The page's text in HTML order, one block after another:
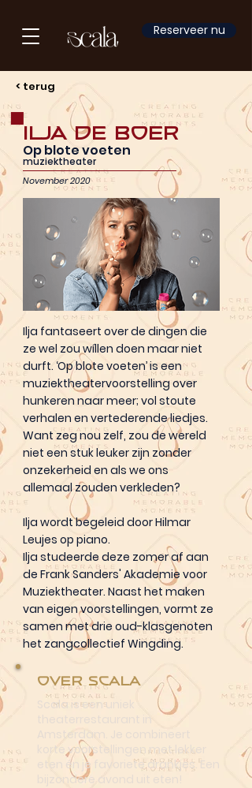
Reserveer nu
< terug
Ilja de Boer
Op blote voeten
muziektheater
November 2020
Ilja fantaseert over de dingen die
ze wel zou wíllen doen maar niet
durft. ‘Op blote voeten’ is een
muziektheatervoorstelling over
hunkeren naar meer; vol stoute
verhalen en vertederende liedjes.
Want zeg nou zelf, zou de wereld
niet een stuk leuker zijn zonder
onzekerheid en als we ons
allemaal zouden verkleden?
Ilja wordt begeleid door Hilmar
Leujes op piano.
Ilja studeerde deze zomer af aan
de Frank Sanders' Akademie voor
Muziektheater. Naast het maken
van eigen voorstellingen, vormt ze
samen met drie oud-klasgenoten
het zangcollectief Wingding.
Over Scala
Scala is een uniek
Amsterdam. Je combineert
korte voorstellingen met lekker
eten én je favoriete drankjes. Een
bijzondere avond uit eten!